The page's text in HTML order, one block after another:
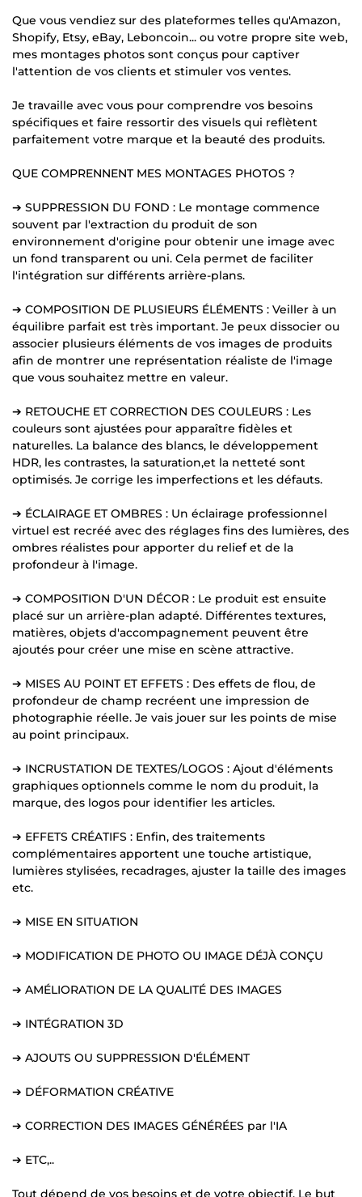
Que vous vendiez sur des plateformes telles qu'Amazon,
Shopify, Etsy, eBay, Leboncoin... ou votre propre site web,
mes montages photos sont conçus pour captiver
l'attention de vos clients et stimuler vos ventes.
Je travaille avec vous pour comprendre vos besoins
spécifiques et faire ressortir des visuels qui reflètent
parfaitement votre marque et la beauté des produits.
QUE COMPRENNENT MES MONTAGES PHOTOS ?
➔ SUPPRESSION DU FOND : Le montage commence
souvent par l'extraction du produit de son
environnement d'origine pour obtenir une image avec
un fond transparent ou uni. Cela permet de faciliter
l'intégration sur différents arrière-plans.
➔ COMPOSITION DE PLUSIEURS ÉLÉMENTS : Veiller à un
équilibre parfait est très important. Je peux dissocier ou
associer plusieurs éléments de vos images de produits
afin de montrer une représentation réaliste de l'image
que vous souhaitez mettre en valeur.
➔ RETOUCHE ET CORRECTION DES COULEURS : Les
couleurs sont ajustées pour apparaître fidèles et
naturelles. La balance des blancs, le développement
HDR, les contrastes, la saturation,et la netteté sont
optimisés. Je corrige les imperfections et les défauts.
➔ ÉCLAIRAGE ET OMBRES : Un éclairage professionnel
virtuel est recréé avec des réglages fins des lumières, des
ombres réalistes pour apporter du relief et de la
profondeur à l'image.
➔ COMPOSITION D'UN DÉCOR : Le produit est ensuite
placé sur un arrière-plan adapté. Différentes textures,
matières, objets d'accompagnement peuvent être
ajoutés pour créer une mise en scène attractive.
➔ MISES AU POINT ET EFFETS : Des effets de flou, de
profondeur de champ recréent une impression de
photographie réelle. Je vais jouer sur les points de mise
au point principaux.
➔ INCRUSTATION DE TEXTES/LOGOS : Ajout d'éléments
graphiques optionnels comme le nom du produit, la
marque, des logos pour identifier les articles.
➔ EFFETS CRÉATIFS : Enfin, des traitements
complémentaires apportent une touche artistique,
lumières stylisées, recadrages, ajuster la taille des images
etc.
➔ MISE EN SITUATION
➔ MODIFICATION DE PHOTO OU IMAGE DÉJÀ CONÇU
➔ AMÉLIORATION DE LA QUALITÉ DES IMAGES
➔ INTÉGRATION 3D
➔ AJOUTS OU SUPPRESSION D'ÉLÉMENT
➔ DÉFORMATION CRÉATIVE
➔ CORRECTION DES IMAGES GÉNÉRÉES par l'IA
➔ ETC,..
Tout dépend de vos besoins et de votre objectif. Le but